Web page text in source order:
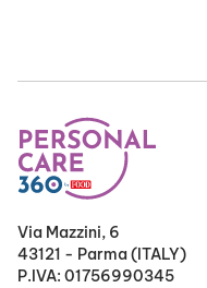
Via Mazzini, 6
43121 - Parma (ITALY)
P.IVA: 01756990345